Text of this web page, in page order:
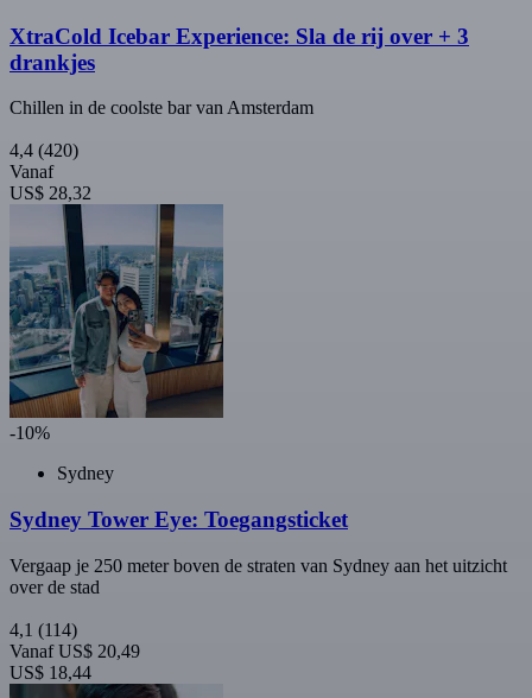
XtraCold Icebar Experience: Sla de rij over + 3
drankjes
Chillen in de coolste bar van Amsterdam
4,4 (420)
Vanaf
US$ 28,32
-10%
Sydney
Sydney Tower Eye: Toegangsticket
Vergaap je 250 meter boven de straten van Sydney aan het uitzicht
over de stad
4,1 (114)
Vanaf US$ 20,49
US$ 18,44